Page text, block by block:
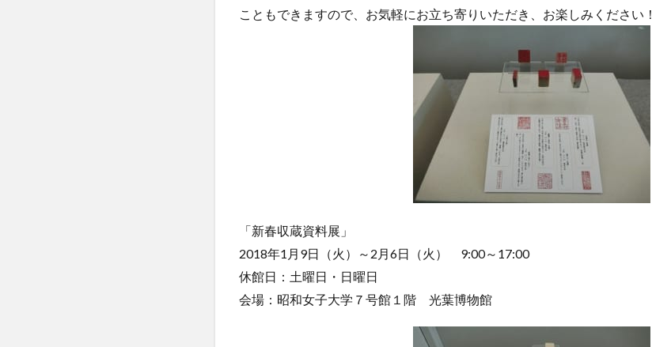
こともできますので、お気軽にお立ち寄りいただき、お楽しみください！
「新春収蔵資料展」
2018年1月9日（火）～2月6日（火） 9:00～17:00
休館日：土曜日・日曜日
会場：昭和女子大学７号館１階 光葉博物館